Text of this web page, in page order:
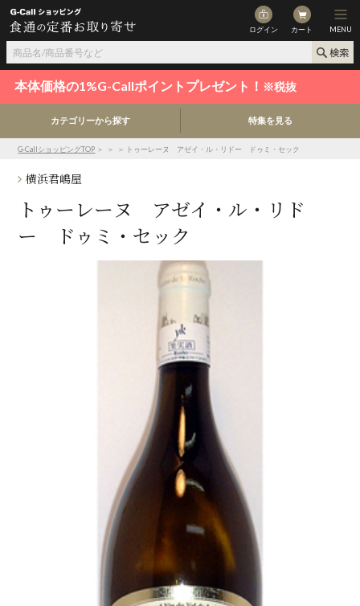
ログイン カート MENU
本体価格の1%G-Callポイントプレゼント！ ※税抜
カテゴリーから探す 特集を見る
G-CallショッピングTOP ＞ ＞ ＞ トゥーレーヌ アゼイ・ル・リドー ドゥミ・セック
横浜君嶋屋
トゥーレーヌ アゼイ・ル・リド
ー ドゥミ・セック